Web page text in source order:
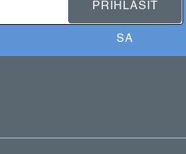
PRIHLÁSIŤ
SA